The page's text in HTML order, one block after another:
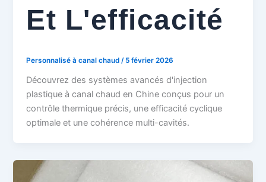
Et L'efficacité
Personnalisé à canal chaud/ 5 février 2026
Découvrez des systèmes avancés d'injection
plastique à canal chaud en Chine conçus pour un
contrôle thermique précis, une efficacité cyclique
optimale et une cohérence multi-cavités.